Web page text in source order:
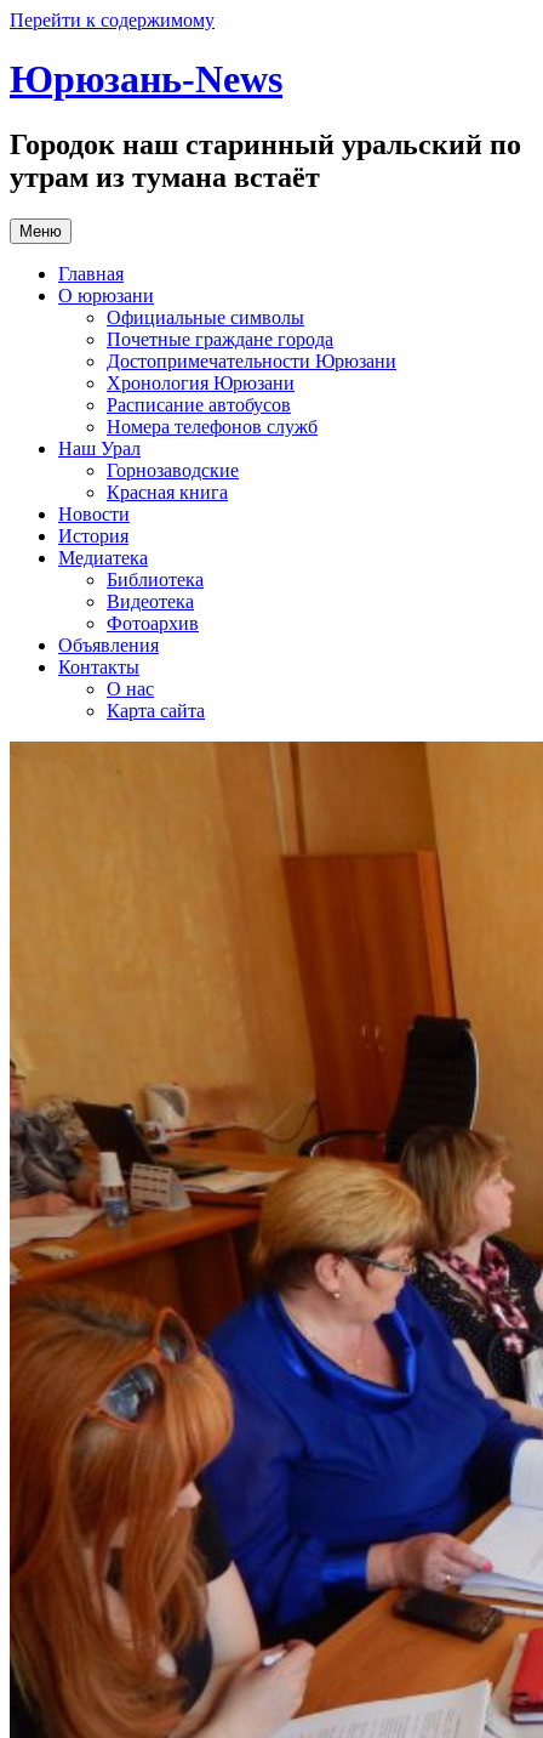
Перейти к содержимому
Юрюзань-News
Городок наш старинный уральский по
утрам из тумана встаёт
Меню
Главная
О юрюзани
Официальные символы
Почетные граждане города
Достопримечательности Юрюзани
Хронология Юрюзани
Расписание автобусов
Номера телефонов служб
Наш Урал
Горнозаводские
Красная книга
Новости
История
Медиатека
Библиотека
Видеотека
Фотоархив
Объявления
Контакты
О нас
Карта сайта